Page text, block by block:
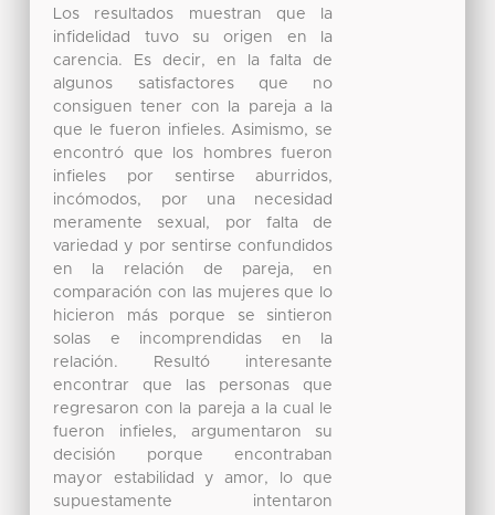
Los resultados muestran que la
infidelidad tuvo su origen en la
carencia. Es decir, en la falta de
algunos satisfactores que no
consiguen tener con la pareja a la
que le fueron infieles. Asimismo, se
encontró que los hombres fueron
infieles por sentirse aburridos,
incómodos, por una necesidad
meramente sexual, por falta de
variedad y por sentirse confundidos
en la relación de pareja, en
comparación con las mujeres que lo
hicieron más porque se sintieron
solas e incomprendidas en la
relación. Resultó interesante
encontrar que las personas que
regresaron con la pareja a la cual le
fueron infieles, argumentaron su
decisión porque encontraban
mayor estabilidad y amor, lo que
supuestamente intentaron